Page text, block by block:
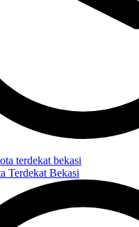
Terdekat Bekasi